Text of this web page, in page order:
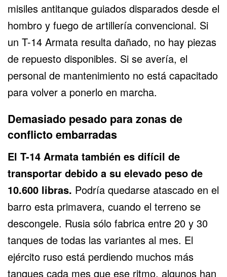
misiles antitanque guiados disparados desde el
hombro y fuego de artillería convencional. Si
un T-14 Armata resulta dañado, no hay piezas
de repuesto disponibles. Si se avería, el
personal de mantenimiento no está capacitado
para volver a ponerlo en marcha.
Demasiado pesado para zonas de
conflicto embarradas
El T-14 Armata también es difícil de
transportar debido a su elevado peso de
10.600 libras. Podría quedarse atascado en el
barro esta primavera, cuando el terreno se
descongele. Rusia sólo fabrica entre 20 y 30
tanques de todas las variantes al mes. El
ejército ruso está perdiendo muchos más
tanques cada mes que ese ritmo, algunos han